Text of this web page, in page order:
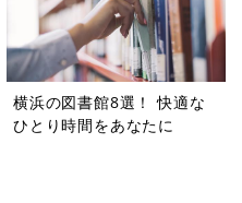
横浜の図書館8選！ 快適な
ひとり時間をあなたに